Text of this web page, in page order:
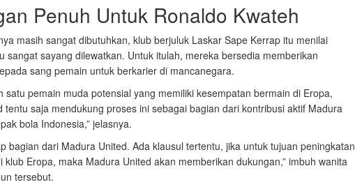
Penuh Untuk Ronaldo Kwateh
masih sangat dibutuhkan, klub berjuluk Laskar Sape Kerrap itu menilai
sangat sayang dilewatkan. Untuk itulah, mereka bersedia memberikan
sang pemain untuk berkarier di mancanegara.
satu pemain muda potensial yang memiliki kesempatan bermain di Eropa,
tentu saja mendukung proses ini sebagai bagian dari kontribusi aktif Madura
bola Indonesia,” jelasnya.
bagian dari Madura United. Ada klausul tertentu, jika untuk tujuan peningkatan
klub Eropa, maka Madura United akan memberikan dukungan,” imbuh wanita
tersebut.